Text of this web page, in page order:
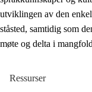
utviklingen av den
ståsted, samtidig som
møte og delta i
Ressurser